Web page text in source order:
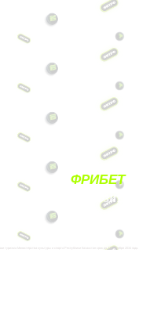
ФРИБЕТ
ЗА ДЕПОЗИТЫ
туризма Министерства культуры и спорта Республики Казахстан срок до 27 сентября 2034 года.